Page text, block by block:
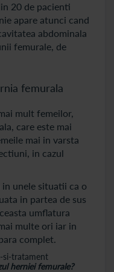
20 de pacienti
apare atunci cand
abdominala
femurale, de
femurala
mult femeilor,
care este mai
mai in varsta
in cazul
unele situatii ca o
in partea de sus
umflatura
multe ori iar in
complet.
herniei femurale?